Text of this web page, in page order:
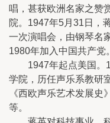
唱，甚获欧洲名家之赞
院。1947年5月31日，
一次演唱会，由钢琴名
1980年加入中国共产党。
1947年起点美国。
学院，历任声乐系教研
《西欧声乐艺术发展史
等。